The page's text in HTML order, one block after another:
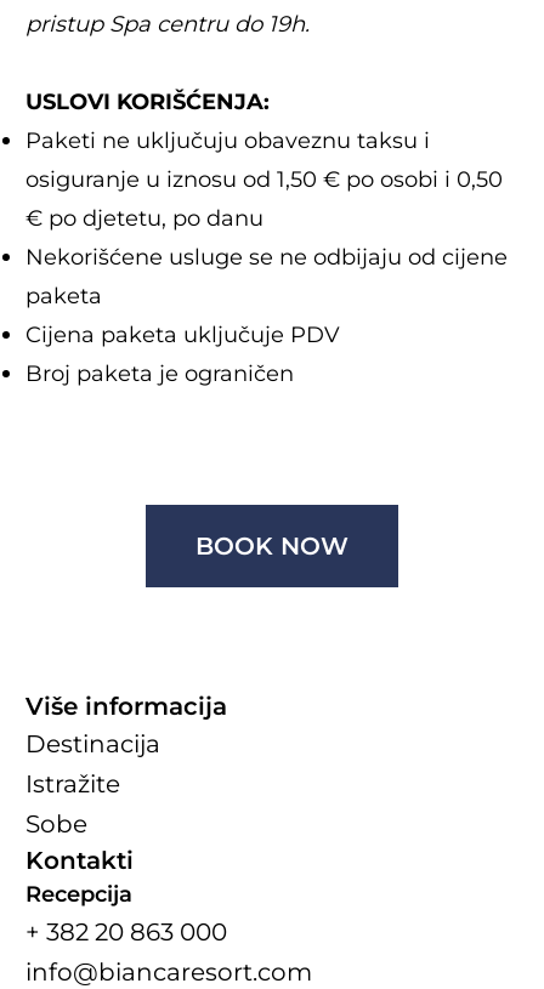
pristup Spa centru do 19h.
USLOVI KORIŠĆENJA:
Paketi ne uključuju obaveznu taksu i
osiguranje u iznosu od 1,50 € po osobi i 0,50
€ po djetetu, po danu
Nekorišćene usluge se ne odbijaju od cijene
paketa
Cijena paketa uključuje PDV
Broj paketa je ograničen
BOOK NOW
Više informacija
Destinacija
Istražite
Sobe
Kontakti
Recepcija
+ 382 20 863 000
info@biancaresort.com